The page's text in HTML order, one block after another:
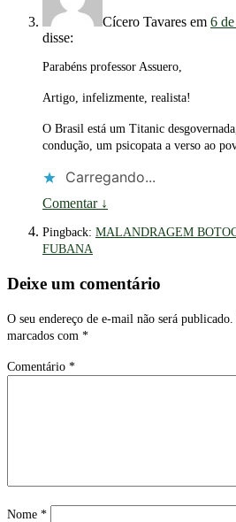
Cícero Tavares em 6
disse:
Parabéns professor Assuero,
Artigo, infelizmente, realista!
O Brasil está um Titanic
condução, um psicopata a verso ao
Carregando...
Comentar ↓
Pingback: MALANDRAGEM
FUBANA
Deixe um comentário
O seu endereço de e-mail não será publicado.
marcados com *
Comentário *
Nome *